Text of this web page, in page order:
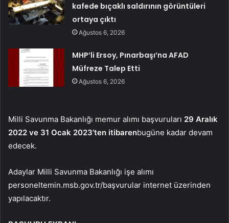
kafede bıçaklı saldırının görüntüleri
ortaya çıktı
Ağustos 6, 2026
MHP’li Ersoy, Pınarbaşı’na AFAD
Müfreze Talep Etti
Ağustos 6, 2026
Milli Savunma Bakanlığı memur alımı başvuruları 29 Aralık
2022 ve 31 Ocak 2023’ten itibarenbugüne kadar devam
edecek.
Adaylar Milli Savunma Bakanlığı işe alımı
personeltemin.msb.gov.tr/başvurular internet üzerinden
yapılacaktır.